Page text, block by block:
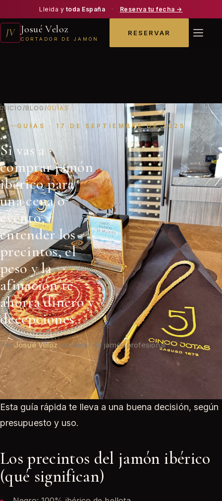
Lleida y toda España · Reserva tu fecha →
JV Josué Veloz
CORTADOR DE JAMÓN
RESERVAR
INICIO / BLOG /GUÍAS
GUÍAS · 17 DE SEPTIEMBRE DE 2025
Si vas a
comprar jamón
ibérico para
una cena o
evento,
entender los
precintos, el
peso y la
afinación te
ahorra dinero y
decepciones.
Por Josué Veloz, cortador de jamón profesional
Esta guía rápida te lleva a una buena decisión, según
presupuesto y uso.
Los precintos del jamón ibérico
(qué significan)